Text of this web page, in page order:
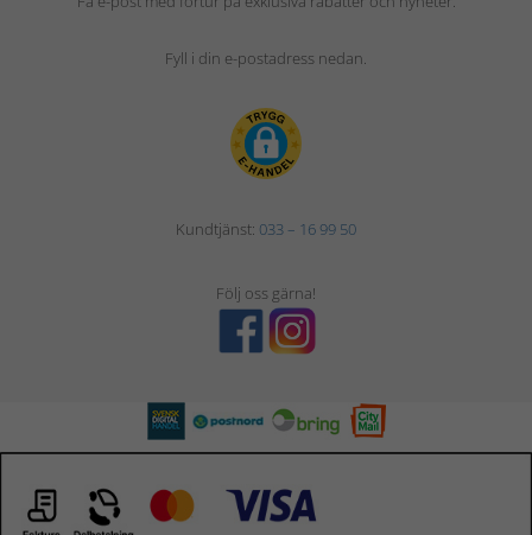
Fyll i din e-postadress nedan.
Kundtjänst: 033 – 16 99 50
Följ oss gärna!